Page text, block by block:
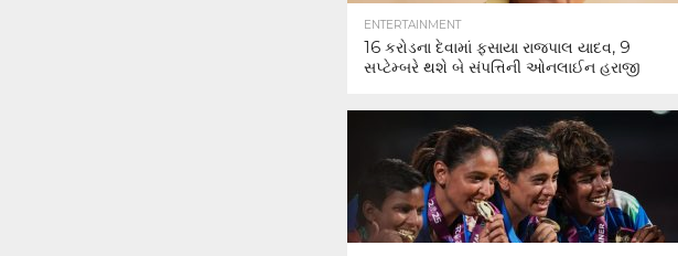
ENTERTAINMENT
16 કરોડના દેવામાં ફસાયા રાજપાલ યાદવ, 9
સપ્ટેમ્બરે થશે બે સંપત્તિની ઓનલાઈન હરાજી